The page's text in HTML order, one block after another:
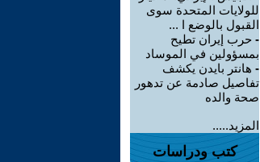
للولايات المتحدة سوى
القبول بالوضع ا ...
- حرب إيران تطيح
بمسؤولين في الموساد
- هانتر بايدن يكشف
تفاصيل صادمة عن تدهور
صحة والده
المزيد.....
كتب ودراسات